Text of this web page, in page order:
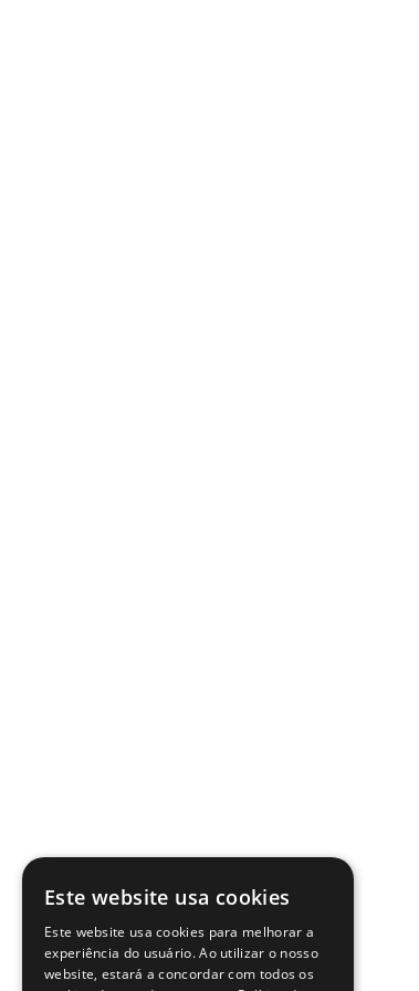
Este website usa cookies
Este website usa cookies para melhorar a
experiência do usuário. Ao utilizar o nosso
website, estará a concordar com todos os